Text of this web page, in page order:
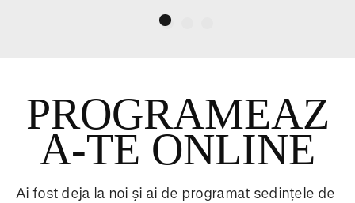
PROGRAMEAZ
A-TE ONLINE
Ai fost deja la noi și ai de programat sedințele de